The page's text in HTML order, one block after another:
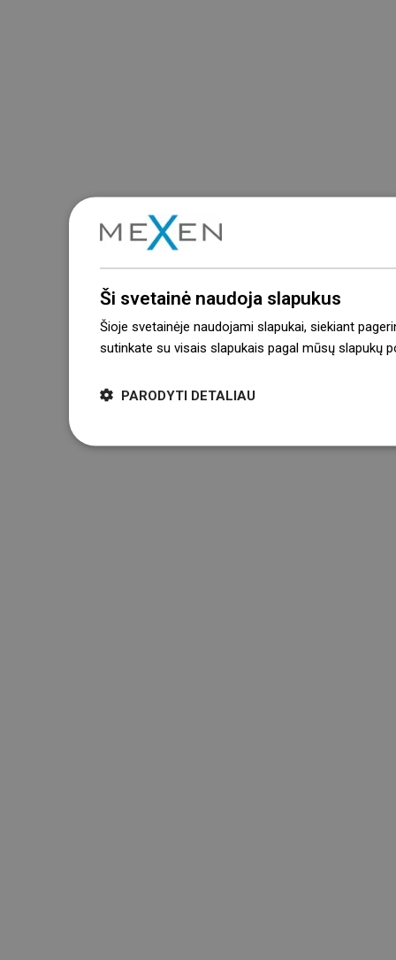
Ši svetainė naudoja slapukus
Šioje svetainėje naudojami slapukai, siekiant
sutinkate su visais slapukais pagal mūsų slapukų
PARODYTI DETALIAU